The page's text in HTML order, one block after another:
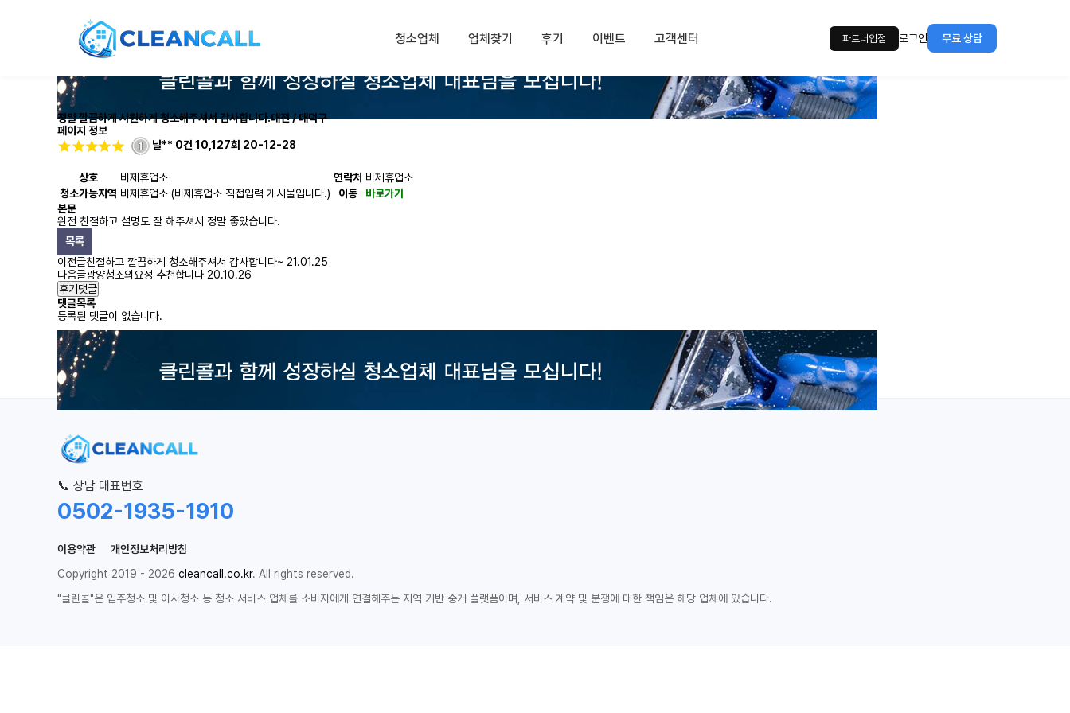
청소업체 업체찾기 후기 이벤트 고객센터 파트너입점 로그인 무료 상담
정말 깔끔하게 시원하게 청소해주셔서 감사합니다.대전 / 대덕구
페이지 정보
날** 0건 10,127회 20-12-28
상호 비제휴업소 연락처 비제휴업소
청소가능지역 비제휴업소 (비제휴업소 직접입력 게시물입니다.) 이동
바로가기
본문
완전 친절하고 설명도 잘 해주셔서 정말 좋았습니다.
목록
이전글친절하고 깔끔하게 청소해주셔서 감사합니다~ 21.01.25
다음글광양청소의요정 추천합니다 20.10.26
후기댓글
댓글목록
등록된 댓글이 없습니다.
📞 상담 대표번호
0502-1935-1910
이용약관
개인정보처리방침
Copyright 2019 - 2026 cleancall.co.kr. All rights reserved.
"클린콜"은 입주청소 및 이사청소 등 청소 서비스 업체를 소비자에게 연결해주는 지역 기반 중개 플랫폼이며, 서비스 계약 및 분쟁에 대한 책임은 해당 업체에 있습니다.